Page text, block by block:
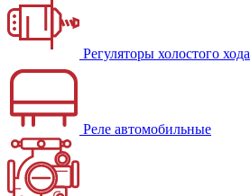
Регуляторы холостого хода
Реле автомобильные